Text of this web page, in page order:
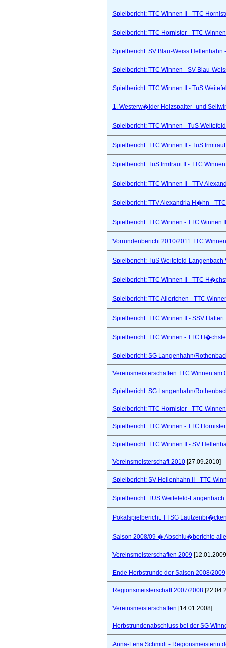
Spielbericht: TTC Winnen II - TTC
Spielbericht: TTC Hornister - TTC
Spielbericht: SV Blau-Weiss Hellenhahn
Spielbericht: TTC Winnen - SV Blau-
Spielbericht: TTC Winnen II - TuS
1. Westerw�lder Holzspalter- und
Spielbericht: TTC Winnen - TuS
Spielbericht: TTC Winnen II - TuS
Spielbericht: TuS Irmtraut II - TTC
Spielbericht: TTC Winnen II - TTV
Spielbericht: TTV Alexandria H�hn -
Spielbericht: TTC Winnen - TTC Winnen
Vorrundenbericht 2010/2011 TTC
Spielbericht: TuS Weitefeld-
Spielbericht: TTC Winnen II - TTC
Spielbericht: TTC Ailertchen - TTC
Spielbericht: TTC Winnen II - SSV
Spielbericht: TTC Winnen - TTC
Spielbericht: SG Langenhahn/
Vereinsmeisterschaften TTC Winnen am
Spielbericht: SG Langenhahn/
Spielbericht: TTC Hornister - TTC
Spielbericht: TTC Winnen - TTC
Spielbericht: TTC Winnen II - SV
Vereinsmeisterschaft 2010 [27.09.2010]
Spielbericht: SV Hellenhahn II - TTC
Spielbericht: TUS Weitefeld-
Pokalspielbericht: TTSG
Saison 2008/09 � Abschlu�berichte
Vereinsmeisterschaften 2009
Ende Herbstrunde der Saison 2008/2009
Regionsmeisterschaft 2007/2008
Vereinsmeisterschaften [14.01.2008]
Herbstrundenabschluss bei der SG
Anna-Lena Schmidt - Regionsmeisterin